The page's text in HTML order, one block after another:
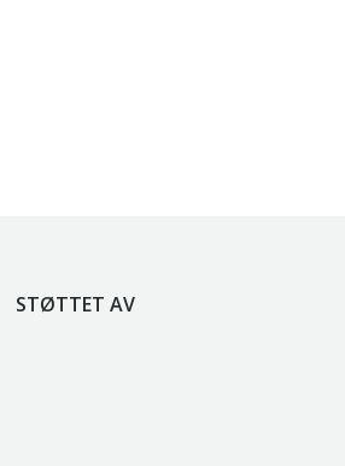
STØTTET AV